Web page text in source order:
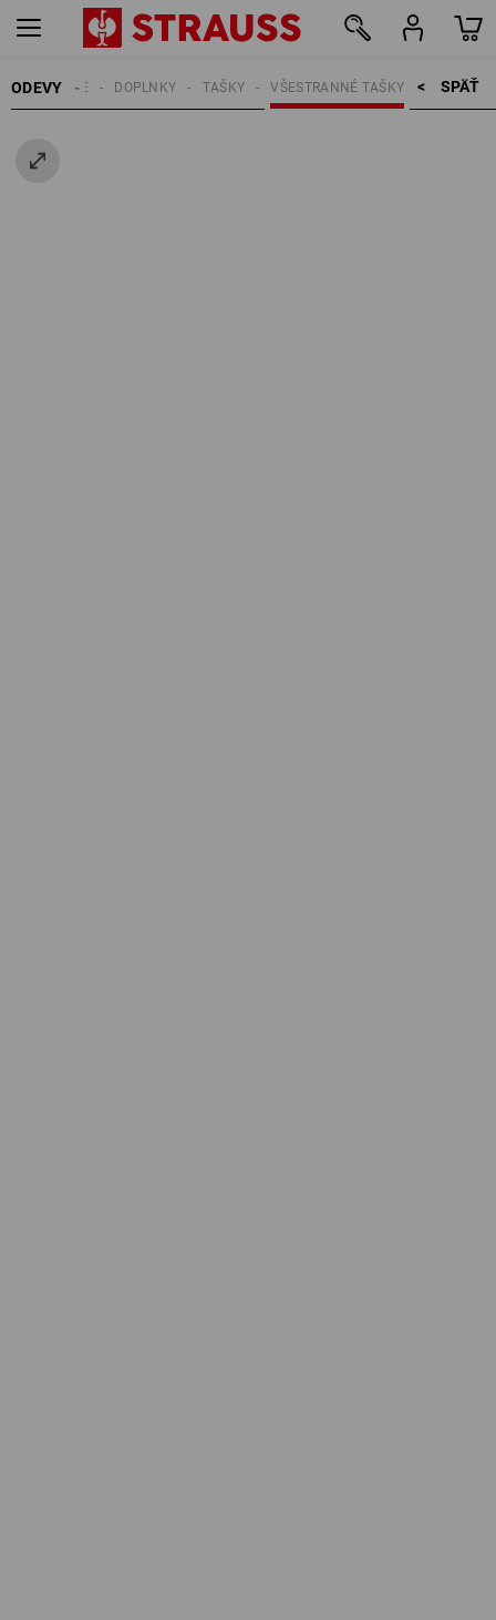
ODEVY SPÄŤ    >
VŠESTRANNÉ TAŠKY
TAŠKY
DOPLNKY
PÁNSKE